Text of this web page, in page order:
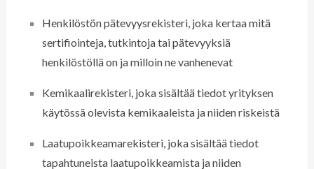
Henkilöstön pätevyysrekisteri, joka kertaa mitä
sertifiointeja, tutkintoja tai pätevyyksiä
henkilöstöllä on ja milloin ne vanhenevat
Kemikaalirekisteri, joka sisältää tiedot yrityksen
käytössä olevista kemikaaleista ja niiden riskeistä
Laatupoikkeamarekisteri, joka sisältää tiedot
tapahtuneista laatupoikkeamista ja niiden